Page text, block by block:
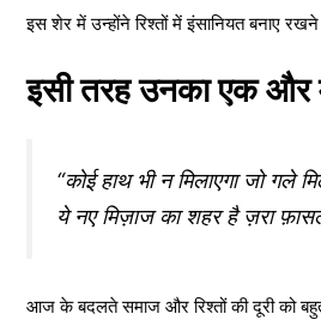
इस शेर में उन्होंने रिश्तों में इंसानियत बनाए रखने
इसी तरह उनका एक
“कोई हाथ भी न मिलाएगा जो गले
ये नए मिज़ाज का शहर है ज़रा
आज के बदलते समाज और रिश्तों की दूरी को